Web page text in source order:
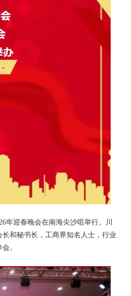
年迎春晚会在南海尖沙咀举行。川
和秘书长，工商界知名人士，行业
。